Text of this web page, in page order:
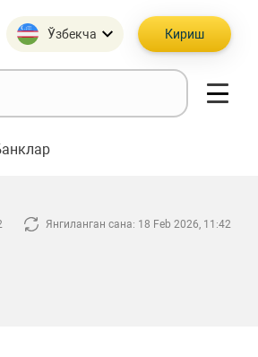
Ўзбекча Кириш
Янгиланган сана: 18 Feb 2026, 11:42